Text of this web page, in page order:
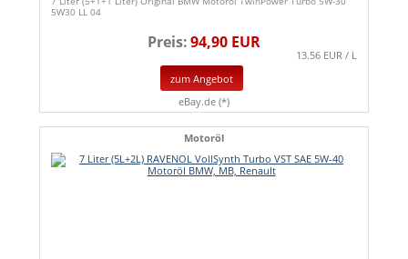
5W30 LL 04
Preis:94,90 EUR
13.56 EUR / L
zum Angebot
eBay.de (*)
Motoröl